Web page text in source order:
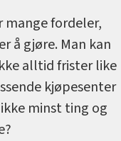
mange fordeler,
å gjøre. Man kan
alltid frister like
kjøpesenter
minst ting og